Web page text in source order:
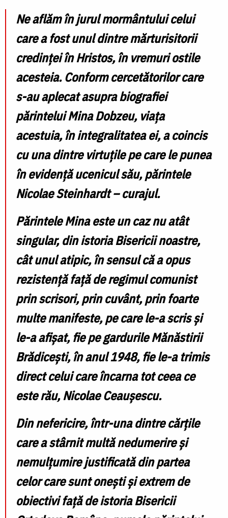
Ne aflăm în jurul mormântului celui
care a fost unul dintre mărturisitorii
credinței în Hristos, în vremuri ostile
acesteia. Conform cercetătorilor care
s-au aplecat asupra biografiei
părintelui Mina Dobzeu, viața
acestuia, în integralitatea ei, a coincis
cu una dintre virtuțile pe care le punea
în evidență ucenicul său, părintele
Nicolae Steinhardt – curajul.
Părintele Mina este un caz nu atât
singular, din istoria Bisericii noastre,
cât unul atipic, în sensul că a opus
rezistență față de regimul comunist
prin scrisori, prin cuvânt, prin foarte
multe manifeste, pe care le-a scris și
le-a afișat, fie pe gardurile Mănăstirii
Brădicești, în anul 1948, fie le-a trimis
direct celui care încarna tot ceea ce
este rău, Nicolae Ceaușescu.
Din nefericire, într-una dintre cărțile
care a stârnit multă nedumerire și
nemulțumire justificată din partea
celor care sunt onești și extrem de
obiectivi față de istoria Bisericii